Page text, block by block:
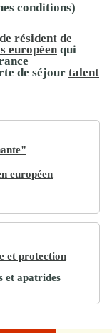
conditions)
résident de
européen qui
de séjour talent
européen
et protection
et apatrides